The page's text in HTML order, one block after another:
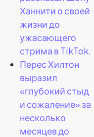
Ханнити о своей
жизни до
ужасающего
стрима в TikTok.
Перес Хилтон
выразил
«глубокий стыд
и сожаление» за
несколько
месяцев до